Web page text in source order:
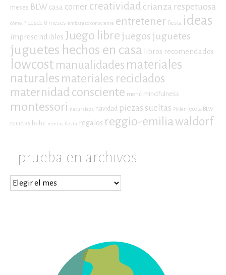
meses BLW casa comer creatividad crianza respetuosa
cómo...? desde 8 meses embarazo consciente entretener fiesta ideas
imprescindibles Juego librejuegosjuguetes
juguetes hechos en casa libros recomendados
lowcost manualidades materiales
naturales materiales reciclados
maternidad consciente menú mindfulness
montessori naturaleza navidad piezas sueltas Pikler receta BLW
recetas bebe recetas fiesta regalos reggio-emilia waldorf
…prueba en archivos
…